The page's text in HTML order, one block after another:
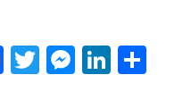
Facebook
Twitter